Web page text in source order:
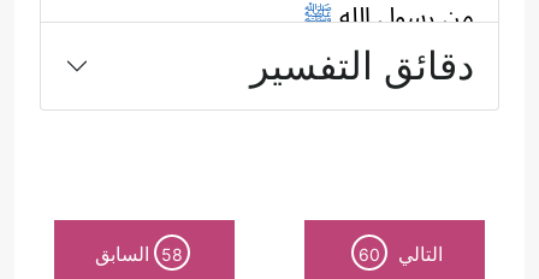
من رسول اللهﷺ.
وقد جاءتسورة التوبة
فاضحةً لهم،
كاشفةً لأساليبهم ولحقيقة أهدافهم وما
ولأن هذه السورة من أواخِر ما نزل من
دقائق التفسير
التالي 60
58 السابق